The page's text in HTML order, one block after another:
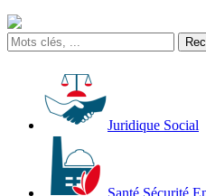
Juridique Social
Santé Sécurité